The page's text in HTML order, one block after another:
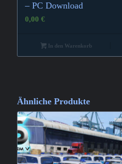
– PC Download
0,00 €
In den Warenkorb
Ähnliche Produkte